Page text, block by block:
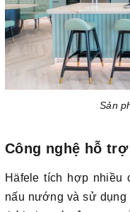
Sản
Công nghệ hỗ
Häfele tích hợp nhiều
nấu nướng và sử dụng